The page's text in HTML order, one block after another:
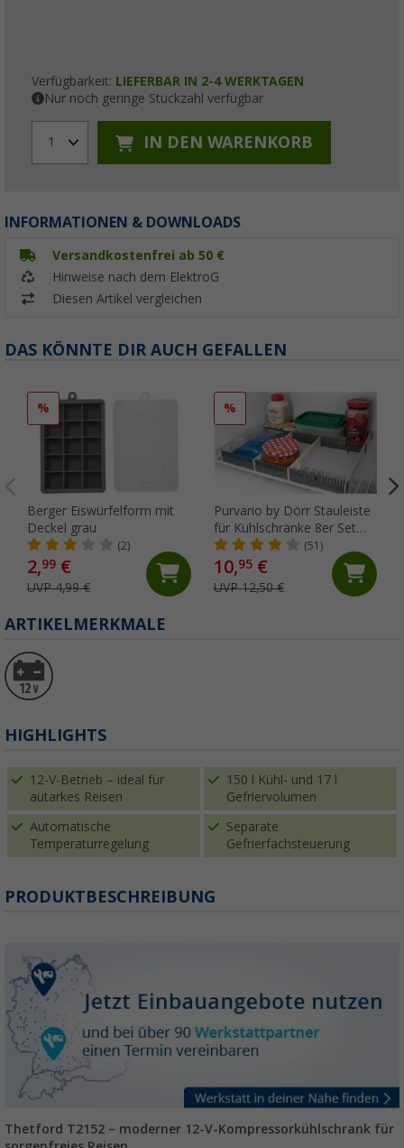
Verfügbarkeit: LIEFERBAR IN 2-4 WERKTAGEN
Nur noch geringe Stückzahl verfügbar
1 IN DEN WARENKORB
INFORMATIONEN & DOWNLOADS
Versandkostenfrei ab 50 €
Hinweise nach dem ElektroG
Diesen Artikel vergleichen
DAS KÖNNTE DIR AUCH GEFALLEN
%
Berger Eiswürfelform mit
Deckel grau
(2)
2,99 €
UVP 4,99 €
%
Purvario by Dörr Stauleiste
für Kühlschränke 8er Set
anthrazit / hellgrau
(51)
10,95€
UVP 12,50 €
ARTIKELMERKMALE
HIGHLIGHTS
12-V-Betrieb – ideal für
autarkes Reisen
150 l Kühl- und 17 l
Gefriervolumen
Automatische
Temperaturregelung
Separate
Gefrierfachsteuerung
PRODUKTBESCHREIBUNG
Thetford T2152 – moderner 12-V-Kompressorkühlschrank für